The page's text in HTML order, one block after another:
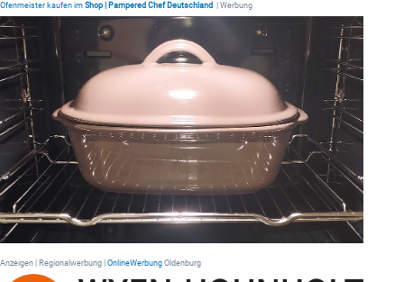
Ofenmeister kaufen im Shop | Pampered Chef Deutschland | Werbung
Anzeigen | Regionalwerbung | OnlineWerbung Oldenburg